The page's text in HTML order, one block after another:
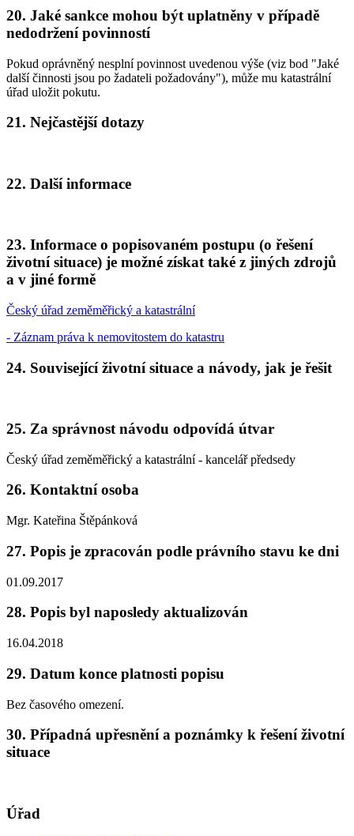
20. Jaké sankce mohou být uplatněny v případě
nedodržení povinností
Pokud oprávněný nesplní povinnost uvedenou výše (viz bod "Jaké
další činnosti jsou po žadateli požadovány"), může mu katastrální
úřad uložit pokutu.
21. Nejčastější dotazy
22. Další informace
23. Informace o popisovaném postupu (o řešení
životní situace) je možné získat také z jiných zdrojů
a v jiné formě
Český úřad zeměměřický a katastrální
- Záznam práva k nemovitostem do katastru
24. Související životní situace a návody, jak je řešit
25. Za správnost návodu odpovídá útvar
Český úřad zeměměřický a katastrální - kancelář předsedy
26. Kontaktní osoba
Mgr. Kateřina Štěpánková
27. Popis je zpracován podle právního stavu ke dni
01.09.2017
28. Popis byl naposledy aktualizován
16.04.2018
29. Datum konce platnosti popisu
Bez časového omezení.
30. Případná upřesnění a poznámky k řešení životní
situace
Úřad